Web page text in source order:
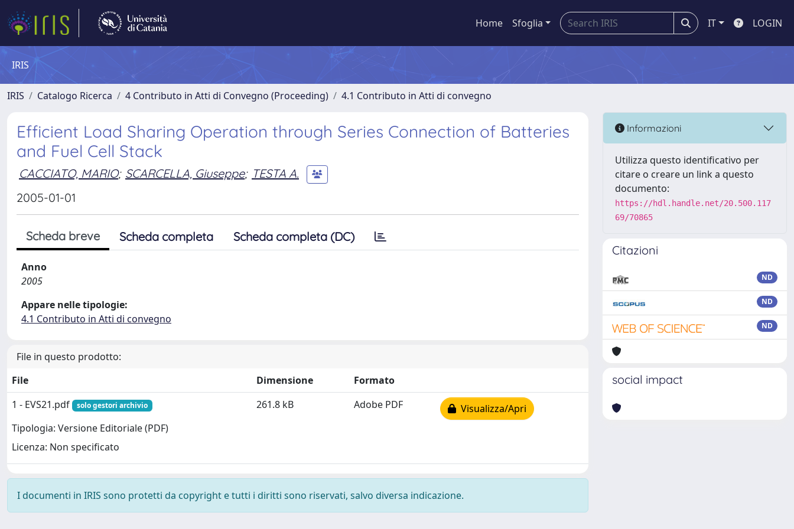
Home Sfoglia IT LOGIN
IRIS
IRIS Catalogo Ricerca 4 Contributo in Atti di Convegno (Proceeding) 4.1 Contributo in Atti di convegno
Efficient Load Sharing Operation through Series Connection of Batteries
and Fuel Cell Stack
CACCIATO, MARIO; SCARCELLA, Giuseppe; TESTA A.
2005-01-01
Scheda breve Scheda completa Scheda completa (DC)
Anno
2005
Appare nelle tipologie:
4.1 Contributo in Atti di convegno
File in questo prodotto:
File
Dimensione
Formato
1 - EVS21.pdf
solo gestori archivio
Tipologia: Versione Editoriale (PDF)
Licenza: Non specificato
261.8 kB Adobe PDF Visualizza/Apri
I documenti in IRIS sono protetti da copyright e tutti i diritti sono riservati, salvo diversa indicazione.
Informazioni
Utilizza questo identificativo per
citare o creare un link a questo
documento:
https://hdl.handle.net/20.500.117
69/70865
Citazioni
ND
ND
ND
social impact